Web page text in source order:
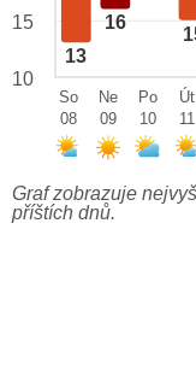
13
16
15
10
So
08
Ne
09
Po
10
Út
11
Graf zobrazuje
příštích dnů.